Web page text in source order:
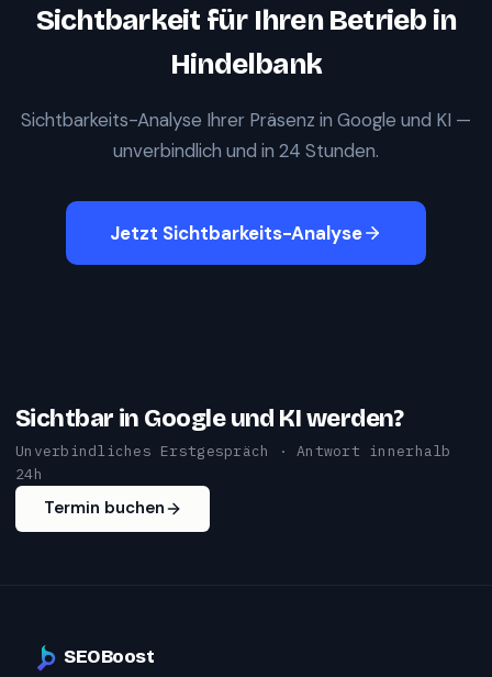
Sichtbarkeit für Ihren Betrieb in
Hindelbank
Sichtbarkeits-Analyse Ihrer Präsenz in Google und KI —
unverbindlich und in 24 Stunden.
Jetzt Sichtbarkeits-Analyse
Sichtbar in Google und KI werden?
Unverbindliches Erstgespräch · Antwort innerhalb
24h
Termin buchen
SEOBoost